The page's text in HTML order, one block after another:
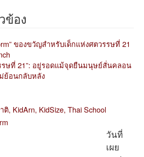
ข้อง
ของขวัญสำหรับเด็กแห่งศตวรรษที่ 21
รษที่ 21”: อยู่รอดแม้จุดยืนมนุษย์สั่นคลอน
ย้อนกลับหลัง
ติ, KidArn, KidSize, Thai School
วันที่
เผย